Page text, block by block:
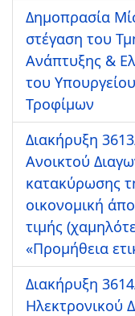
Δημοπρασία
στέγαση του
Ανάπτυξης &
του
Τροφίμων
Διακήρυξη
Ανοικτού
κατακύρωσης
οικονομική
τιμής
«Προμήθεια
Διακήρυξη
Ηλεκτρονικού